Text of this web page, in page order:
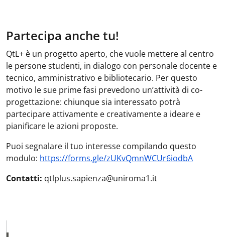
Partecipa anche tu!
QtL+ è un progetto aperto, che vuole mettere al centro
le persone studenti, in dialogo con personale docente e
tecnico, amministrativo e bibliotecario. Per questo
motivo le sue prime fasi prevedono un’attività di co-
progettazione: chiunque sia interessato potrà
partecipare attivamente e creativamente a ideare e
pianificare le azioni proposte.
Puoi segnalare il tuo interesse compilando questo
modulo: https://forms.gle/zUKvQmnWCUr6iodbA
Contatti: qtlplus.sapienza@uniroma1.it